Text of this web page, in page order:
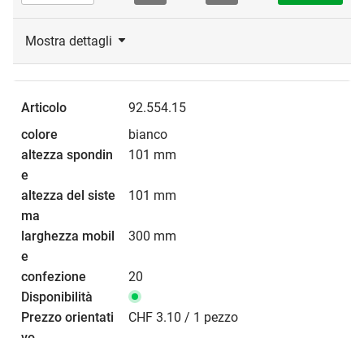
Mostra dettagli
92.554.15
bianco
101 mm
101 mm
300 mm
20
CHF 3.10 / 1 pezzo